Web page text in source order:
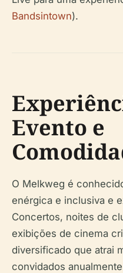
Bandsintown).
Evento e
O Melkweg é
enérgica e inclusiva e
Concertos, noites de
exibições de cinema
diversificado que atrai
convidados